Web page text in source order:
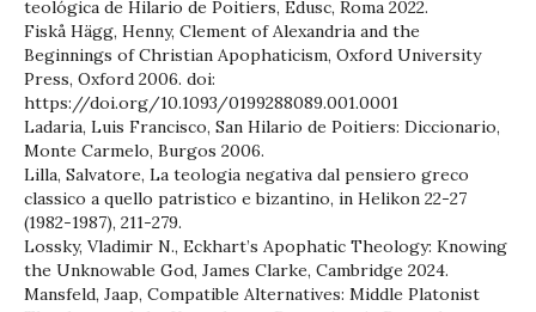
teológica de Hilario de Poitiers, Edusc, Roma 2022.
Fiskå Hägg, Henny, Clement of Alexandria and the
Beginnings of Christian Apophaticism, Oxford University
Press, Oxford 2006. doi:
https://doi.org/10.1093/0199288089.001.0001
Ladaria, Luis Francisco, San Hilario de Poitiers: Diccionario,
Monte Carmelo, Burgos 2006.
Lilla, Salvatore, La teologia negativa dal pensiero greco
classico a quello patristico e bizantino, in Helikon 22-27
(1982-1987), 211-279.
Lossky, Vladimir N., Eckhart’s Apophatic Theology: Knowing
the Unknowable God, James Clarke, Cambridge 2024.
Mansfeld, Jaap, Compatible Alternatives: Middle Platonist